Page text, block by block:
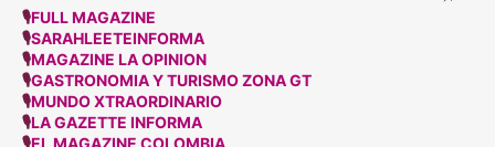
🎙FULL MAGAZINE
🎙SARAHLEETEINFORMA
🎙MAGAZINE LA OPINION
🎙GASTRONOMIA Y TURISMO ZONA GT
🎙MUNDO XTRAORDINARIO
🎙LA GAZETTE INFORMA